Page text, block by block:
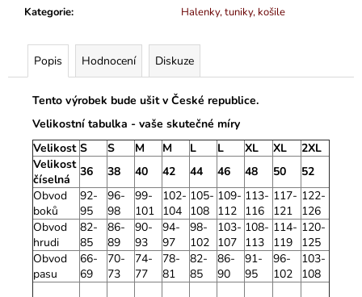
Kategorie: Halenky, tuniky, košile
Popis Hodnocení Diskuze
Tento výrobek bude ušit v České republice.
Velikostní tabulka - vaše skutečné míry
Velikost S S M M L L XL XL
2XL
Velikost
číselná
36 38 40 42 44 46 48 50
52
Obvod
boků
92-
95
96-
98
99-
101
102-
104
105-
108
109-
112
113-
116
117-
121
122-
126
Obvod
hrudi
82-
85
86-
89
90-
93
94-
97
98-
102
103-
107
108-
113
114-
119
120-
125
Obvod
pasu
66-
69
70-
73
74-
77
78-
81
82-
85
86-
90
91-
95
96-
102
103-
108